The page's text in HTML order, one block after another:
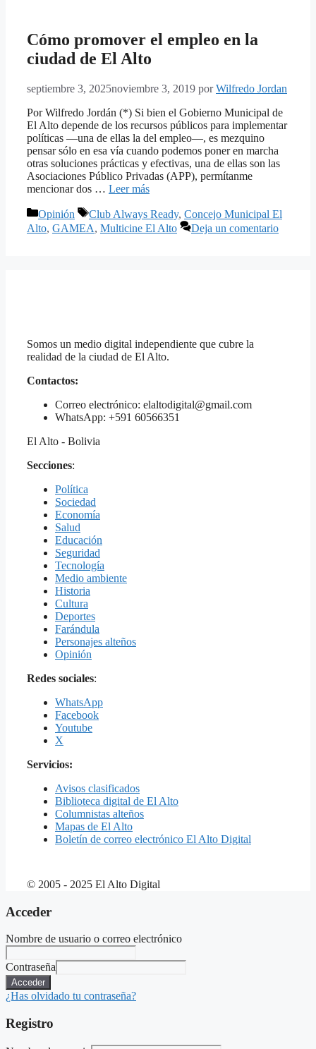
Cómo promover el empleo en la
ciudad de El Alto
septiembre 3, 2025noviembre 3, 2019 porWilfredo Jordan
Por Wilfredo Jordán (*) Si bien el Gobierno Municipal de
El Alto depende de los recursos públicos para implementar
políticas —una de ellas la del empleo—, es mezquino
pensar sólo en esa vía cuando podemos poner en marcha
otras soluciones prácticas y efectivas, una de ellas son las
Asociaciones Público Privadas (APP), permítanme
mencionar dos … Leer más
Categorías
Opinión Etiquetas
Club Always Ready, Concejo Municipal El
Alto, GAMEA, Multicine El Alto Deja un comentario
Somos un medio digital independiente que cubre la
realidad de la ciudad de El Alto.
Contactos:
Correo electrónico: elaltodigital@gmail.com
WhatsApp: +591 60566351
El Alto - Bolivia
Secciones:
Política
Sociedad
Economía
Salud
Educación
Seguridad
Tecnología
Medio ambiente
Historia
Cultura
Deportes
Farándula
Personajes alteños
Opinión
Redes sociales:
WhatsApp
Facebook
Youtube
X
Servicios:
Avisos clasificados
Biblioteca digital de El Alto
Columnistas alteños
Mapas de El Alto
Boletín de correo electrónico El Alto Digital
© 2005 - 2025 El Alto Digital
Acceder
Nombre de usuario o correo electrónico
Contraseña
Acceder
¿Has olvidado tu contraseña?
Registro